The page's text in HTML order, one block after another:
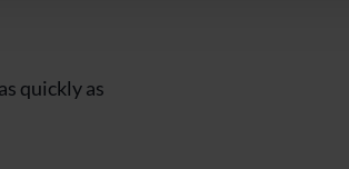
quickly as